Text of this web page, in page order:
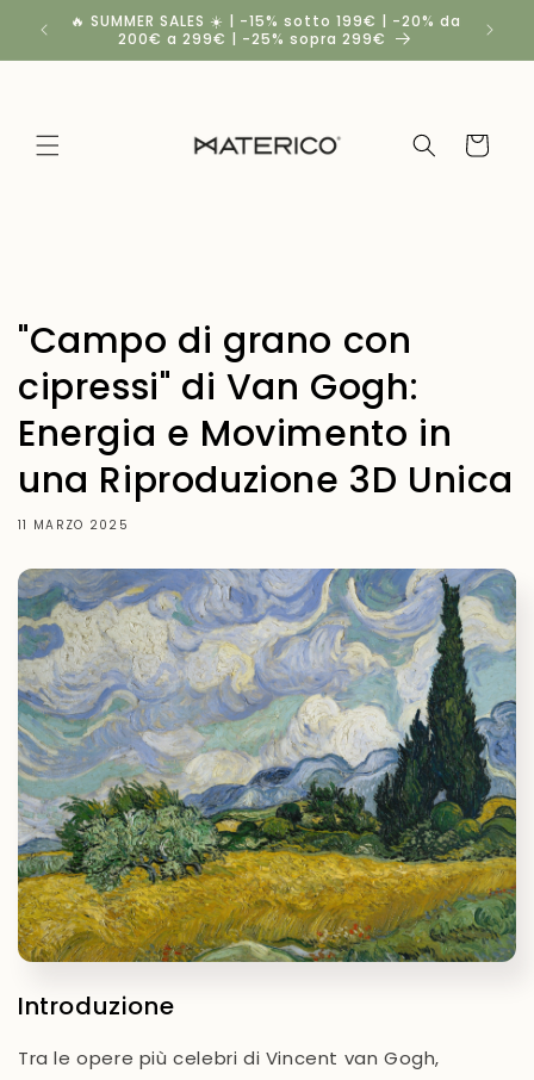
direttamente
ai contenuti
🔥 SUMMER SALES ☀️ | -15% sotto 199€ | -20% da
200€ a 299€ | -25% sopra 299€
Carrello
"Campo di grano con
cipressi" di Van Gogh:
Energia e Movimento in
una Riproduzione 3D Unica
11 MARZO 2025
Introduzione
Tra le opere più celebri di Vincent van Gogh,